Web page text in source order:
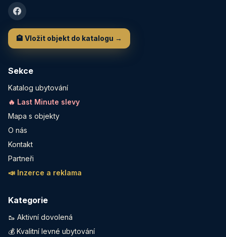
🏨 Vložit objekt do katalogu →
Sekce
Katalog ubytování
🔥 Last Minute slevy
Mapa s objekty
O nás
Kontakt
Partneři
📣 Inzerce a reklama
Kategorie
🥾 Aktivní dovolená
💰 Kvalitní levné ubytování